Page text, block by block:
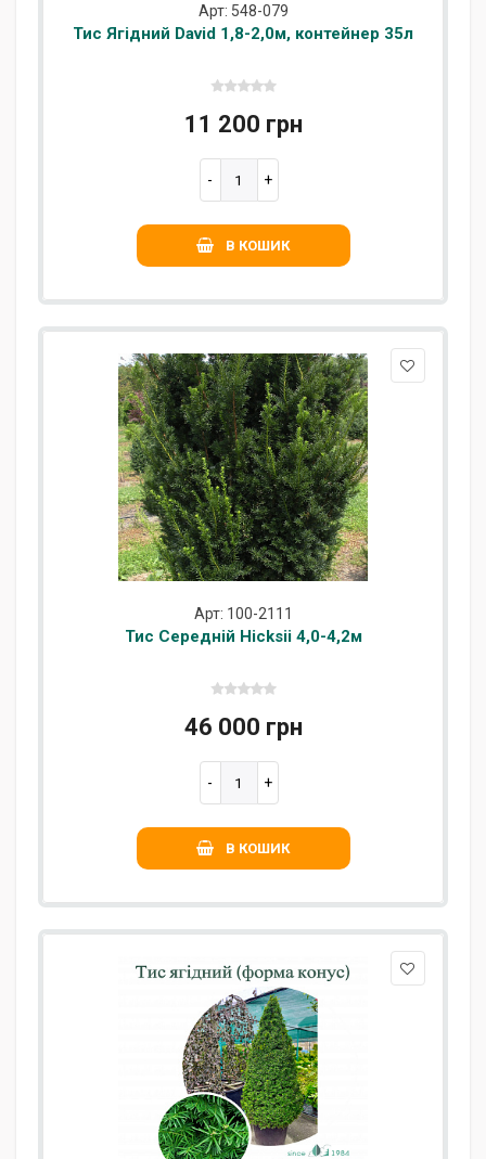
Арт: 548-079
Тис Ягідний David 1,8-2,0м, контейнер 35л
11 200 грн
В КОШИК
Арт: 100-2111
Тис Середній Hicksii 4,0-4,2м
46 000 грн
В КОШИК